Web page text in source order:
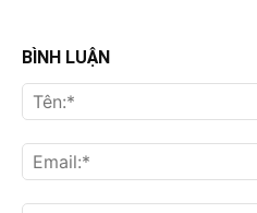
BÌNH LUẬN